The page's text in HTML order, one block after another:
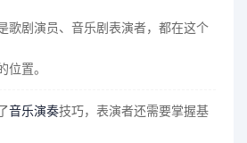
歌剧演员、音乐剧表演者，都在这个
位置。
音乐演奏技巧，表演者还需要掌握基